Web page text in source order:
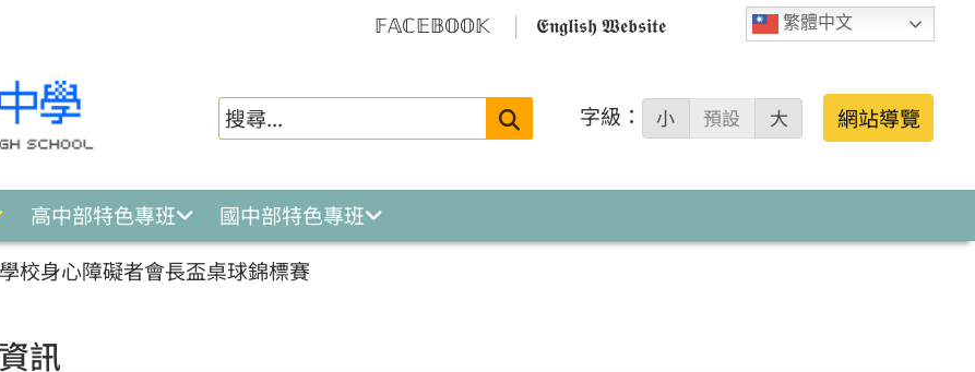
繁體中文
𝔽𝔸ℂ𝔼𝔹𝕆𝕆𝕂 𝕰𝖓𝖌𝖑𝖎𝖘𝖍 𝖂𝖊𝖇𝖘𝖎𝖙𝖊
搜
字級： 小 預設 大 網站導覽
高中部特色專班
國中部特色專班
校身心障礙者會長盃桌球錦標賽
訊